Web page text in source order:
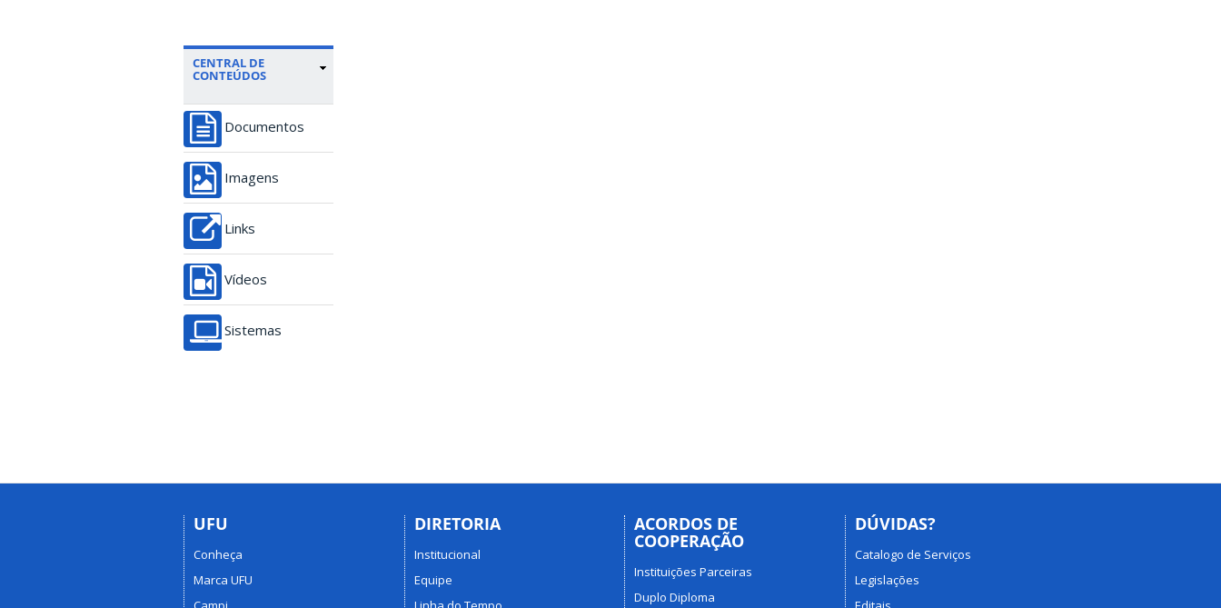
CENTRAL DE
CONTEÚDOS
Documentos
Imagens
Links
Vídeos
Sistemas
UFU
Conheça
Marca UFU
DIRETORIA
Institucional
Equipe
ACORDOS DE
COOPERAÇÃO
Instituições Parceiras
Duplo Diploma
DÚVIDAS?
Catalogo de Serviços
Legislações